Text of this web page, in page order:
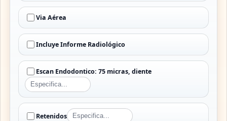
Via Aérea
Incluye Informe Radiológico
Escan Endodontico: 75 micras, diente
Retenidos